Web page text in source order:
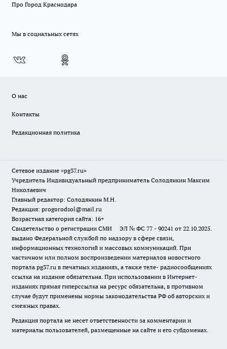
Про Город Краснодара
Мы в социальных сетях
О нас
Контакты
Редакционная политика
Сетевое издание «pg37.ru»
Учредитель Индивидуальный предприниматель Солодянкин Максим
Николаевич
Главный редактор: Солодянкин М.Н.
Редакция: progorodsol@mail.ru
Возрастная категория сайта: 16+
Свидетельство о регистрации СМИ ЭЛ № ФС 77 - 90241 от 22.10.2025.
выдано Федеральной службой по надзору в сфере связи,
информационных технологий и массовых коммуникаций. При
частичном или полном воспроизведении материалов новостного
портала pg37.ru в печатных изданиях, а также теле- радиосообщениях
ссылка на издание обязательна. При использовании в Интернет-
изданиях прямая гиперссылка на ресурс обязательна, в противном
случае будут применены нормы законодательства РФ об авторских и
смежных правах.
Редакция портала не несет ответственности за комментарии и
материалы пользователей, размещенные на сайте и его субдоменах.